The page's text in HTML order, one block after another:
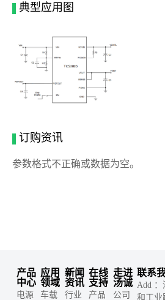
典型应用图
订购资讯
参数格式不正确或数据为空。
产品
中心
电源
应用
领域
车载
新闻
资讯
行业
在线
支持
产品
走进
汤诚
公司
联系
Add ：
和工业